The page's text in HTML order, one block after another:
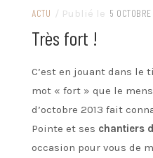
ACTU / Publié le 5
Très fort !
C’est en jouant dans le
mot « fort » que le
d’octobre 2013 fait
Pointe et ses chantiers
occasion pour vous de